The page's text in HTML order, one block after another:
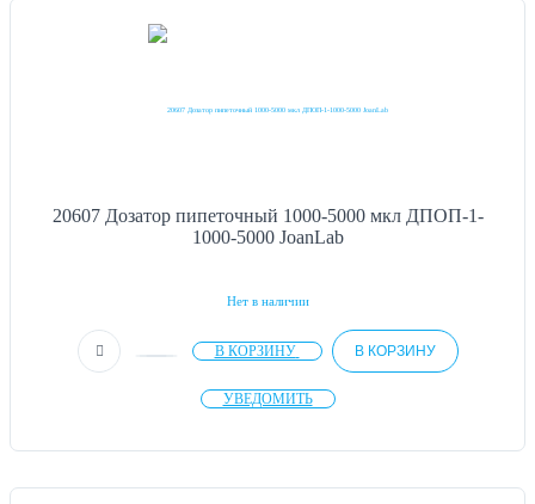
20607 Дозатор пипеточный 1000-5000 мкл ДПОП-1-
1000-5000 JoanLab
Нет в наличии
В КОРЗИНУ В КОРЗИНУ
УВЕДОМИТЬ